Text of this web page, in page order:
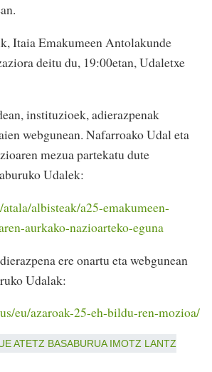
Itaia Emakumeen Antolakunde
deitu du, 19:00etan, Udaletxe
instituzioek, adierazpenak
webgunean. Nafarroako Udal eta
mezua partekatu dute
Udalek:
albisteak/a25-emakumeen-
aurkako-nazioarteko-eguna
ere onartu eta webgunean
Udalak:
eu/azaroak-25-eh-bildu-ren-mozioa/
ATETZ BASABURUA IMOTZ LANTZ